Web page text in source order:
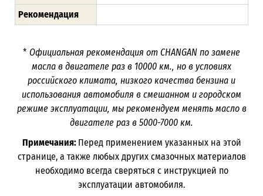
Рекомендация
* Официальная рекомендация от CHANGAN по замене
масла в двигателе раз в 10000 км., но в условиях
российского климата, низкого качества бензина и
использования автомобиля в смешанном и городском
режиме эксплуатации, мы рекомендуем менять масло в
двигателе раз в 5000-7000 км.
Примечания: Перед применением указанных на этой
странице, а также любых других смазочных материалов
необходимо всегда сверяться с инструкцией по
эксплуатации автомобиля.